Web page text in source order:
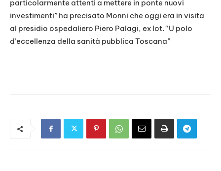
particolarmente attenti a mettere in ponte nuovi
investimenti” ha precisato Monni che oggi era in visita
al presidio ospedaliero Piero Palagi, ex Iot. “U polo
d’eccellenza della sanità pubblica Toscana”